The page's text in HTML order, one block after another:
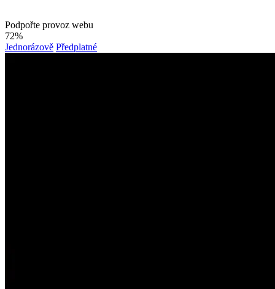
Podpořte provoz webu
72%
Jednorázově Předplatné